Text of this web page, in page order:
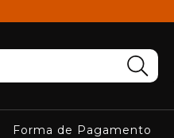
Forma de Pagamento